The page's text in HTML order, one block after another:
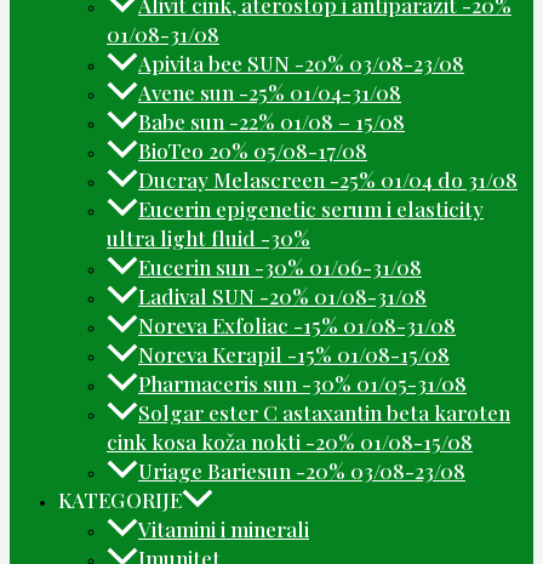
01/08-31/08
Apivita bee SUN -20% 03/08-23/08
Avene sun -25% 01/04-31/08
Babe sun -22% 01/08 – 15/08
BioTeo 20% 05/08-17/08
Ducray Melascreen -25% 01/04 do 31/08
Eucerin epigenetic serum i elasticity
ultra light fluid -30%
Eucerin sun -30% 01/06-31/08
Ladival SUN -20% 01/08-31/08
Noreva Exfoliac -15% 01/08-31/08
Noreva Kerapil -15% 01/08-15/08
Pharmaceris sun -30% 01/05-31/08
Solgar ester C astaxantin beta karoten
cink kosa koža nokti -20% 01/08-15/08
Uriage Bariesun -20% 03/08-23/08
KATEGORIJE
Vitamini i minerali
Imunitet